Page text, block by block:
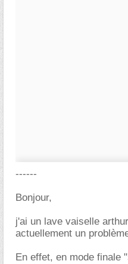
------
Bonjour,
j'ai un lave vaiselle
actuellement un
En effet, en mode finale